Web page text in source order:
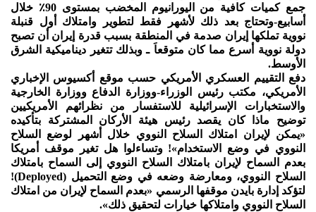
جمع كميات كافية من اليورانيوم المخضب بمستوى 90٪ خلال
أسابيع-وتحتاج بعد ذلك لأشهر فقط لتطوير وامتلاك أول قنبلة
نووية تملكها إيران صدمة في المنطقة بسبب قدرة إيران أن تصبح
دولة نووية أسرع مما كان متوقعاَ ـ وبذلك تتغير ديناميكية الشرق
الأوسط.
دفع التقييم العسكري الأمريكي حسب موقع أكسيوس الإخباري
الأمريكي، مكتب رئيس الوزراء-ووزارة الدفاع ووزارة الخارجية
والاستخبارات الإسرائيلية للاستفسار من نظرائهم الأمريكيين
توضيح ماذا كان يقصد رئيس هيئة الأركان المشتركة بتأكيده
«يمكن لإيران امتلاك السلاح النووي خلال أشهر لوضع السلاح
النووي في وضع الاستخدام»! وتساءلوا هل تغير موقف أمريكا
بعدم السماح لإيران بامتلاك السلاح النووي إلى السماح بامتلاك
السلاح النووي، ومعارضة وضعه في وضع التحميل (Deployed)!
لتؤكد إدارة بايدن موقفها الرسمي «بعدم السماح لإيران من امتلاك
السلاح النووي وامتلاكها خيارات لتحقيق ذلك».